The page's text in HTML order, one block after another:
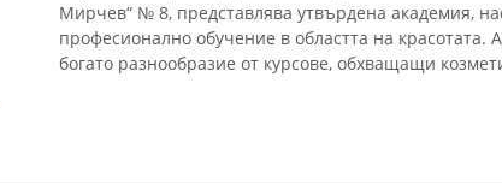
Мирчев“ № 8, представлява утвърдена академия,
професионално обучение в областта на красотата.
богато разнообразие от курсове, обхващащи